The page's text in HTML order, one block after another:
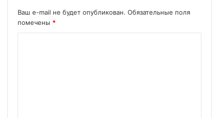
Ваш e-mail не будет опубликован. Обязательные поля
помечены *